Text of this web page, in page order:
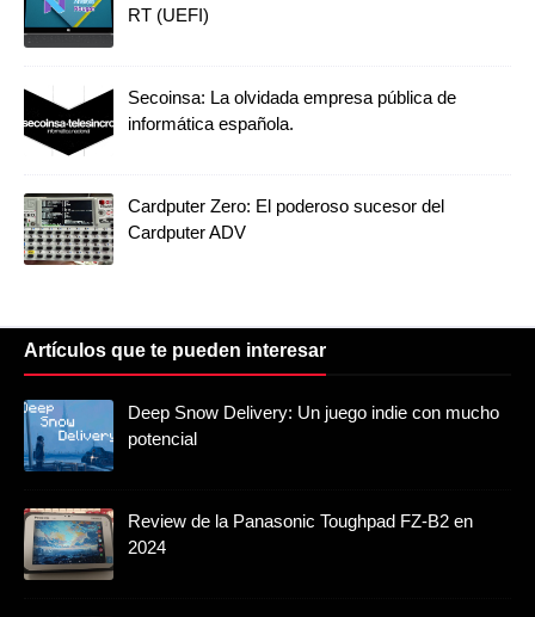
RT (UEFI)
Secoinsa: La olvidada empresa pública de
informática española.
Cardputer Zero: El poderoso sucesor del
Cardputer ADV
Artículos que te pueden interesar
Deep Snow Delivery: Un juego indie con mucho
potencial
Review de la Panasonic Toughpad FZ-B2 en
2024